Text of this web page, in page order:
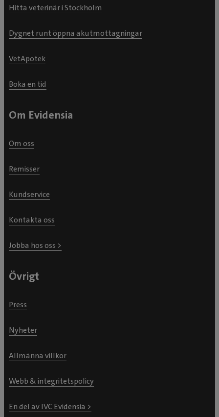
Hitta veterinär i Stockholm
Dygnet runt öppna akutmottagningar
VetApotek
Boka en tid
Om Evidensia
Om oss
Remisser
Kundservice
Kontakta oss
Jobba hos oss >
Övrigt
Press
Nyheter
Allmänna villkor
Webb & integritetspolicy
En del av IVC Evidensia >